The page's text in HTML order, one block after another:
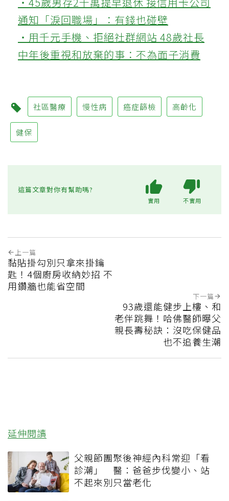
通知「淚回職場」：有錢也碰壁
‧用千元手機、拒絕社群網站 48歲社長
中年後重視和放棄的事：不為面子消費
社區醫療 慢性病 癌症篩檢 高齡化
健保
這篇文章對你有幫助嗎?
實用 不實用
上一篇
黏貼掛勾別只拿來掛鑰
匙！4個廚房收納妙招 不
用鑽牆也能省空間
下一篇
93歲還能健步上樓、和
老伴跳舞！哈佛醫師曝父
親長壽秘訣：沒吃保健品
也不追養生潮
延伸閱讀
父親節團聚後神經內科常迎「看
診潮」 醫：爸爸步伐變小、站
不起來別只當老化